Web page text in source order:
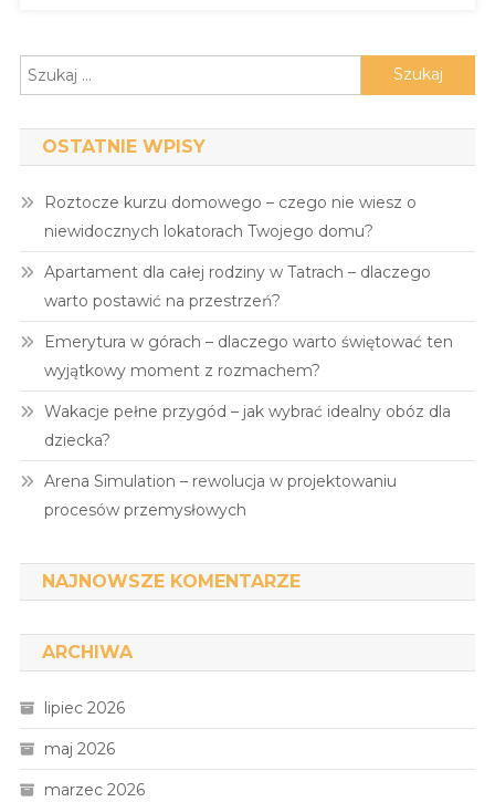
Szukaj:
OSTATNIE WPISY
Roztocze kurzu domowego – czego nie wiesz o
niewidocznych lokatorach Twojego domu?
Apartament dla całej rodziny w Tatrach – dlaczego
warto postawić na przestrzeń?
Emerytura w górach – dlaczego warto świętować ten
wyjątkowy moment z rozmachem?
Wakacje pełne przygód – jak wybrać idealny obóz dla
dziecka?
Arena Simulation – rewolucja w projektowaniu
procesów przemysłowych
NAJNOWSZE KOMENTARZE
ARCHIWA
lipiec 2026
maj 2026
marzec 2026